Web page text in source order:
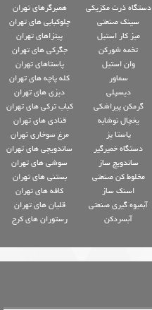
دستگاه ذرت مکزیکی
سینک صنعتی
میز کار استیل
تخمه شورکن
وان استیل
سماور
دیسپلی
گرمکن پیراشکی
یخچال نوشابه
پاستا پز
دستگاه خمیرگیر
ساندویچ ساز
مخلوط کن صنعتی
اسنک ساز
آبمیوه گیری صنعتی
آبسردکن
همبرگرهای تهران
چلوکبابی های تهران
پیتزاهای تهران
جگرکی های تهران
پاستاهای تهران
کله پاچه های تهران
دیزی های تهران
کباب ترکی های تهران
قنادی های تهران
مرغ سوخاری تهران
ساندویچی های تهران
سوشی های تهران
بستنی های تهران
کافه های تهران
قلیان های تهران
رستوران های کرج